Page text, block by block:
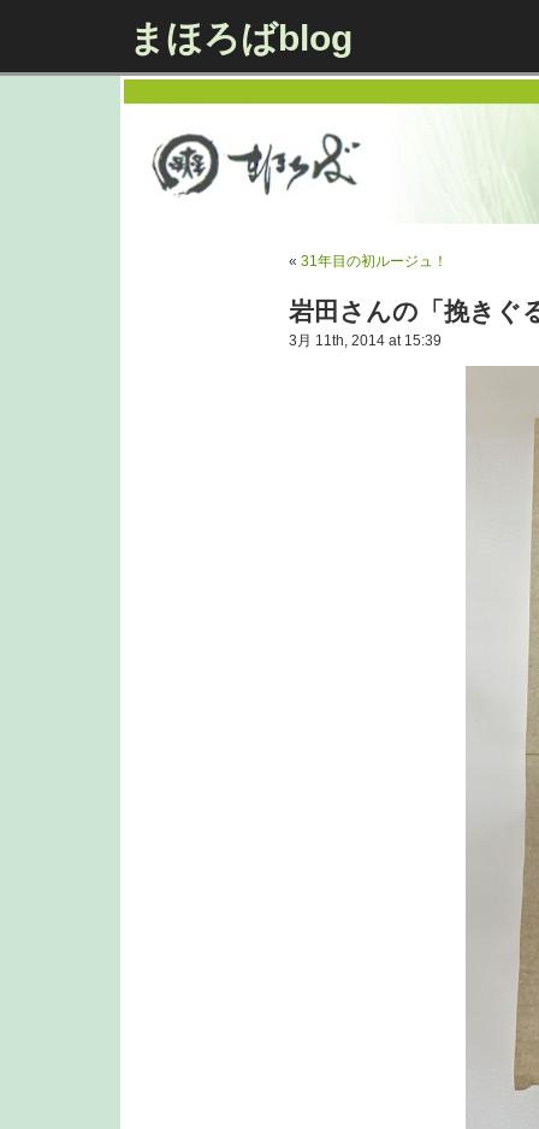
まほろばblog
« 31年目の初ルージュ！
岩田さんの「挽きぐ
3月 11th, 2014 at 15:39